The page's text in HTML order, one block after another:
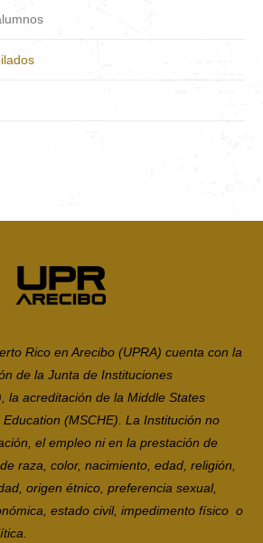
Rico en Arecibo (UPRA) cuenta con la
de la Junta de Instituciones
la acreditación de la Middle States
(MSCHE). La Institución no
el empleo ni en la prestación de
raza, color, nacimiento, edad, religión,
origen étnico, preferencia sexual,
estado civil, impedimento físico o